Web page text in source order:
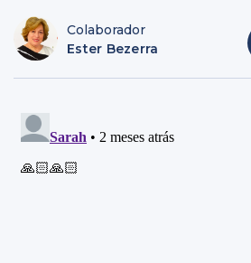
Colaborador
Ester Bezerra